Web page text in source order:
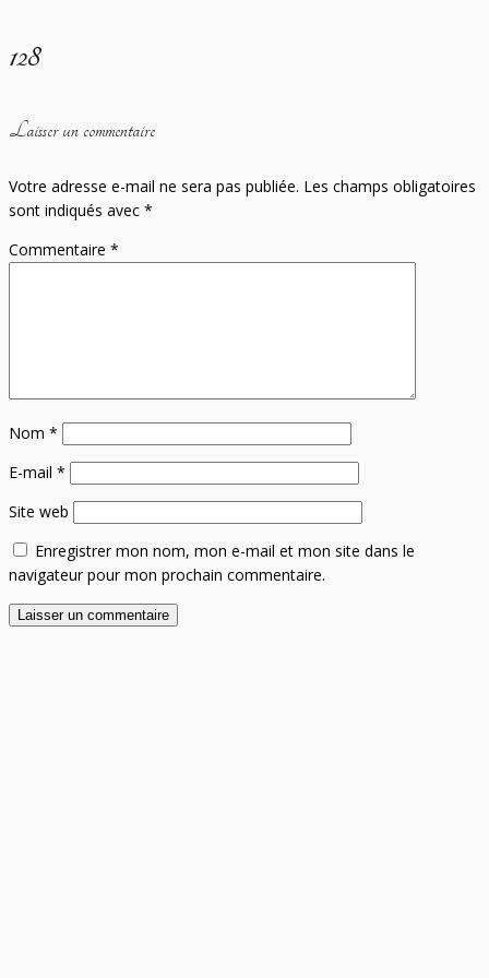
128
Laisser un commentaire
Votre adresse e-mail ne sera pas publiée. Les champs obligatoires
sont indiqués avec *
Commentaire *
Nom *
E-mail *
Site web
Enregistrer mon nom, mon e-mail et mon site dans le
navigateur pour mon prochain commentaire.